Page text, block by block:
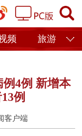
频 旅游
4例 新增本
例
客户端